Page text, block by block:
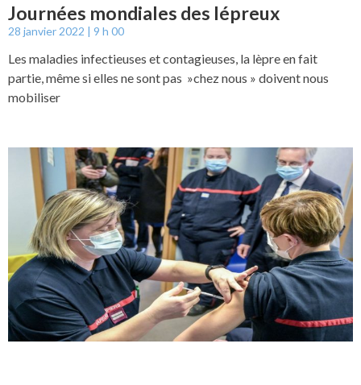
Journées mondiales des lépreux
28 janvier 2022 9 h 00
Les maladies infectieuses et contagieuses, la lèpre en fait
partie, même si elles ne sont pas »chez nous » doivent nous
mobiliser